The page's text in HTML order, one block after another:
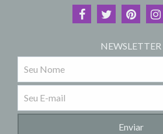
NEWSLETTER